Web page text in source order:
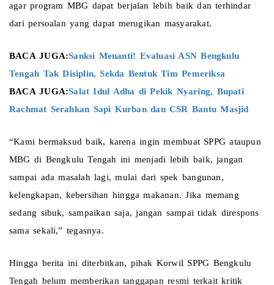
agar program MBG dapat berjalan lebih baik dan terhindar
dari persoalan yang dapat merugikan masyarakat.
BACA JUGA:Sanksi Menanti! Evaluasi ASN Bengkulu
Tengah Tak Disiplin, Sekda Bentuk Tim Pemeriksa
BACA JUGA:Salat Idul Adha di Pekik Nyaring, Bupati
Rachmat Serahkan Sapi Kurban dan CSR Bantu Masjid
“Kami bermaksud baik, karena ingin membuat SPPG ataupun
MBG di Bengkulu Tengah ini menjadi lebih baik, jangan
sampai ada masalah lagi, mulai dari spek bangunan,
kelengkapan, kebersihan hingga makanan. Jika memang
sedang sibuk, sampaikan saja, jangan sampai tidak direspons
sama sekali,” tegasnya.
Hingga berita ini diterbitkan, pihak Korwil SPPG Bengkulu
Tengah belum memberikan tanggapan resmi terkait kritik